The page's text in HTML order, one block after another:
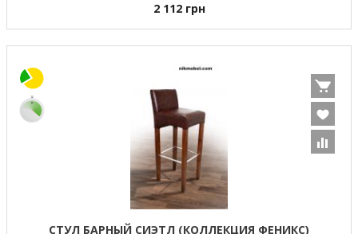
2 112 грн
СТУЛ БАРНЫЙ СИЭТЛ (КОЛЛЕКЦИЯ ФЕНИКС)